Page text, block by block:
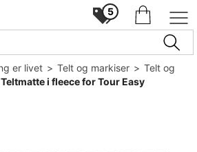
5
er livet>Telt og markiser>Telt og
Teltmatte i fleece for Tour Easy